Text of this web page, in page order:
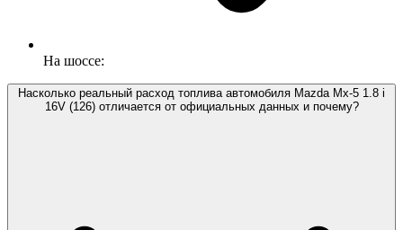
На шоссе:
Насколько реальный расход топлива автомобиля Mazda Mx-5 1.8 i
16V (126) отличается от официальных данных и почему?